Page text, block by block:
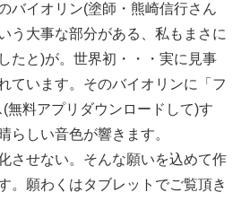
バイオリン(塗師・熊崎信行さん
う大事な部分がある、私もまさに
たと)が。世界初・・・実に見事
ています。そのバイオリンに「フ
無料アプリダウンロードして)す
らしい音色が響きます。
させない。そんな願いを込めて作
。願わくはタブレットでご覧頂き